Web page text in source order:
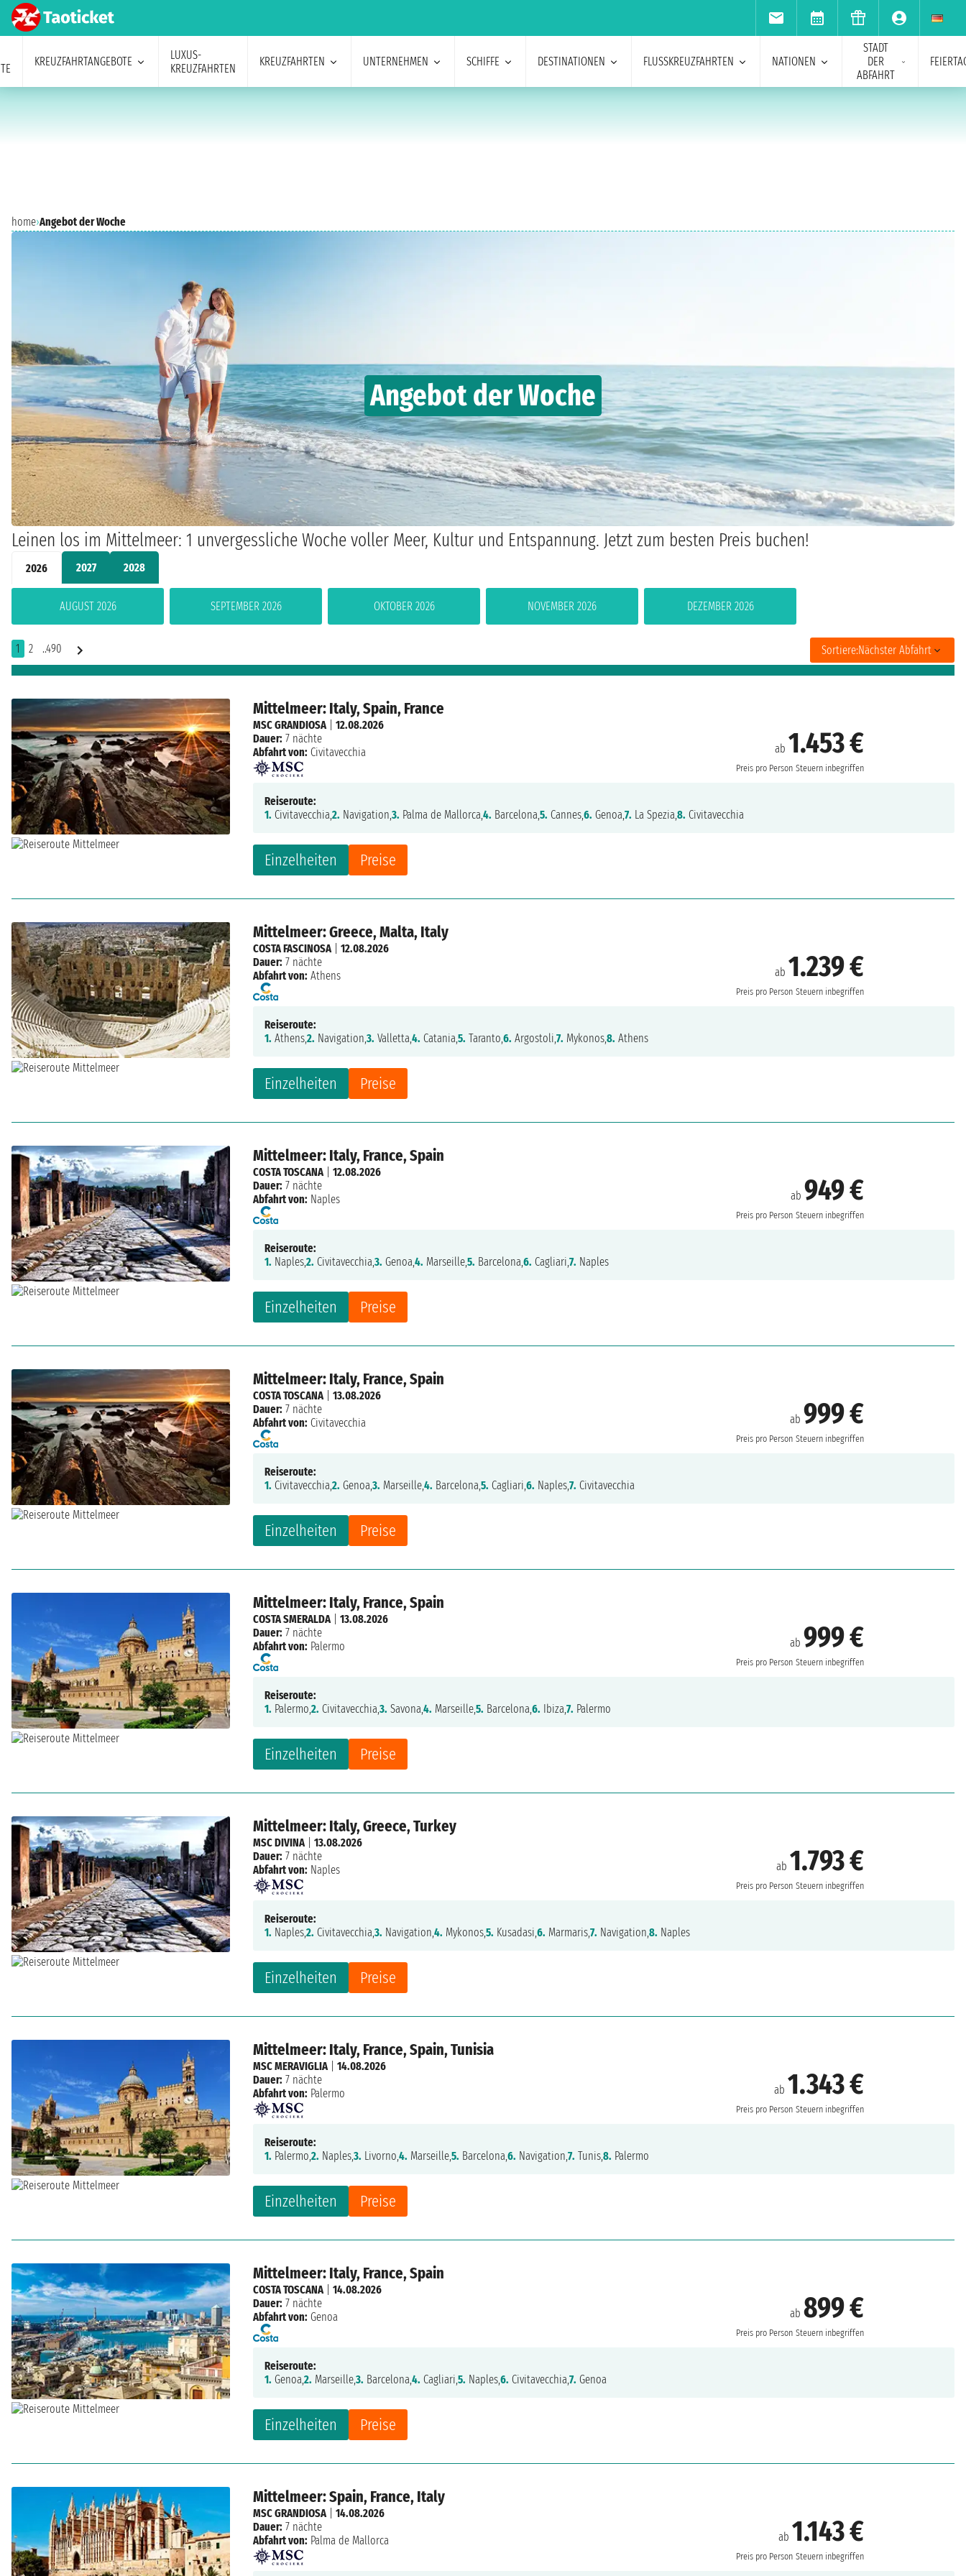
KREUZFAHRTANGEBOTE
LUXUS-
KREUZFAHRTEN
KREUZFAHRTEN UNTERNEHMEN SCHIFFE DESTINATIONEN FLUSSKREUZFAHRTEN NATIONEN
STADT
DER
ABFAHRT
home›Angebot der Woche
Angebot der Woche
Leinen los im Mittelmeer: 1 unvergessliche Woche voller Meer, Kultur und Entspannung. Jetzt zum besten Preis buchen!
2026 2027 2028
AUGUST 2026 SEPTEMBER 2026 OKTOBER 2026 NOVEMBER 2026 DEZEMBER 2026
1 2 ..490 Sortiere:Nächster Abfahrt
Mittelmeer: Italy, Spain, France
ab 1.453 €
Preis pro Person Steuern inbegriffen
Einzelheiten Preise
MSC GRANDIOSA
12.08.2026
Dauer: 7 nächte
Abfahrt von: Civitavecchia
Reiseroute:
1. Civitavecchia, 2. Navigation, 3. Palma de Mallorca, 4. Barcelona, 5. Cannes,6. Genoa, 7. La Spezia, 8. Civitavecchia
Mittelmeer: Greece, Malta, Italy
ab 1.239 €
Preis pro Person Steuern inbegriffen
Einzelheiten Preise
COSTA FASCINOSA
12.08.2026
Dauer: 7 nächte
Abfahrt von: Athens
Reiseroute:
1. Athens,2. Navigation, 3. Valletta, 4. Catania, 5. Taranto, 6. Argostoli, 7. Mykonos,8. Athens
Mittelmeer: Italy, France, Spain
ab 949 €
Preis pro Person Steuern inbegriffen
Einzelheiten Preise
COSTA TOSCANA
12.08.2026
Dauer: 7 nächte
Abfahrt von: Naples
Reiseroute:
1. Naples,2. Civitavecchia, 3. Genoa, 4. Marseille,5. Barcelona, 6. Cagliari, 7. Naples
Mittelmeer: Italy, France, Spain
ab 999 €
Preis pro Person Steuern inbegriffen
Einzelheiten Preise
COSTA TOSCANA
13.08.2026
Dauer: 7 nächte
Abfahrt von: Civitavecchia
Reiseroute:
1. Civitavecchia, 2. Genoa, 3. Marseille,4. Barcelona, 5. Cagliari, 6. Naples,7. Civitavecchia
Mittelmeer: Italy, France, Spain
ab 999 €
Preis pro Person Steuern inbegriffen
Einzelheiten Preise
COSTA SMERALDA
13.08.2026
Dauer: 7 nächte
Abfahrt von: Palermo
Reiseroute:
1. Palermo, 2. Civitavecchia, 3. Savona, 4. Marseille,5. Barcelona, 6. Ibiza, 7. Palermo
Mittelmeer: Italy, Greece, Turkey
ab 1.793 €
Preis pro Person Steuern inbegriffen
Einzelheiten Preise
MSC DIVINA
13.08.2026
Dauer: 7 nächte
Abfahrt von: Naples
Reiseroute:
1. Naples,2. Civitavecchia, 3. Navigation, 4. Mykonos,5. Kusadasi, 6. Marmaris,7. Navigation, 8. Naples
Mittelmeer: Italy, France, Spain, Tunisia
ab 1.343 €
Preis pro Person Steuern inbegriffen
Einzelheiten Preise
MSC MERAVIGLIA
14.08.2026
Dauer: 7 nächte
Abfahrt von: Palermo
Reiseroute:
1. Palermo, 2. Naples,3. Livorno, 4. Marseille,5. Barcelona, 6. Navigation, 7. Tunis,8. Palermo
Mittelmeer: Italy, France, Spain
ab 899 €
Preis pro Person Steuern inbegriffen
Einzelheiten Preise
COSTA TOSCANA
14.08.2026
Dauer: 7 nächte
Abfahrt von: Genoa
Reiseroute:
1. Genoa, 2. Marseille,3. Barcelona, 4. Cagliari, 5. Naples,6. Civitavecchia, 7. Genoa
Mittelmeer: Spain, France, Italy
ab 1.143 €
Preis pro Person Steuern inbegriffen
MSC GRANDIOSA
14.08.2026
Dauer: 7 nächte
Abfahrt von: Palma de Mallorca